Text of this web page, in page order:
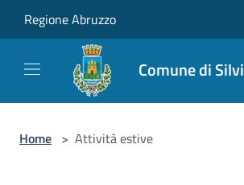
Regione Abruzzo
Comune di Silvi
Home > Attività estive